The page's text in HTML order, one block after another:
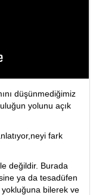
düşünmediğimiz
yolunu açık
fark
değildir. Burada
ya da tesadüfen
yokluğuna bilerek ve